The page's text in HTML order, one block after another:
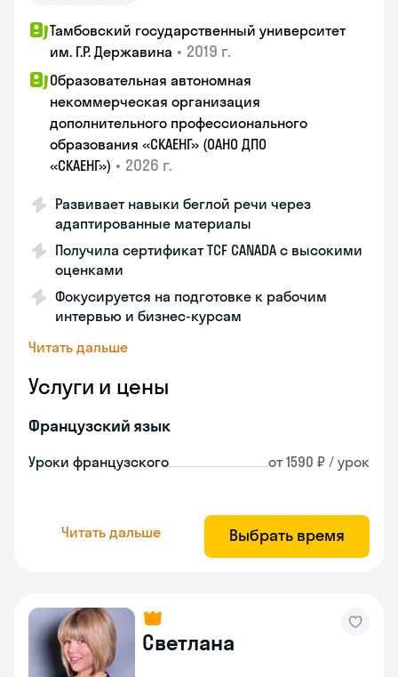
Тамбовский государственный университет
им. Г.Р. Державина • 2019 г.
Образовательная автономная
некоммерческая организация
дополнительного профессионального
образования «СКАЕНГ» (ОАНО ДПО
«СКАЕНГ») • 2026 г.
Развивает навыки беглой речи через
адаптированные материалы
Получила сертификат TCF CANADA с высокими
оценками
Фокусируется на подготовке к рабочим
интервью и бизнес-курсам
Читать дальше
Услуги и цены
Французский язык
Уроки французского от 1590 ₽ / урок
Читать дальше Выбрать время
Светлана